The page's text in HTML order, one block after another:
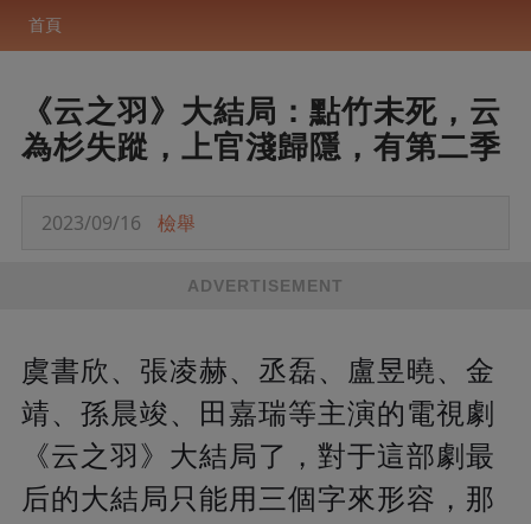
首頁
《云之羽》大結局：點竹未死，云
為杉失蹤，上官淺歸隱，有第二季
2023/09/16 檢舉
ADVERTISEMENT
虞書欣、張凌赫、丞磊、盧昱曉、金
靖、孫晨竣、田嘉瑞等主演的電視劇
《云之羽》大結局了，對于這部劇最
后的大結局只能用三個字來形容，那